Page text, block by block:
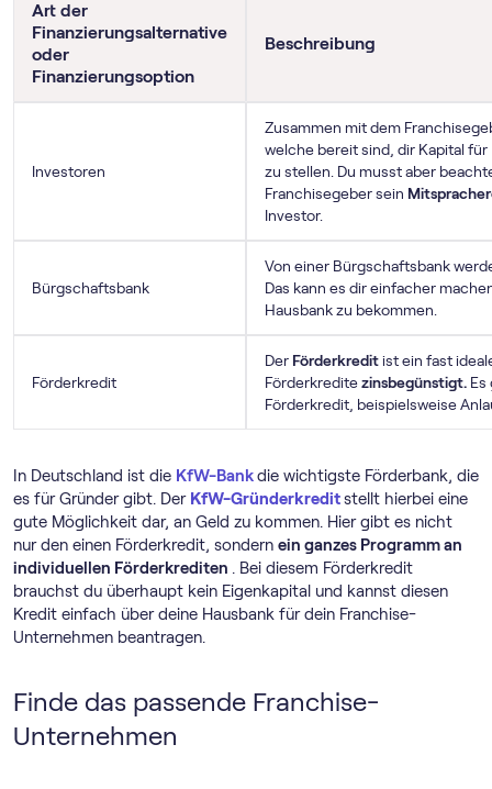
Art der
Finanzierungsalternative
oder
Finanzierungsoption
Beschreibung
Investoren
Zusammen mit dem
welche bereit sind, dir Kapital
zu stellen. Du musst aber
Franchisegeber sein
Investor.
Bürgschaftsbank
Von einer Bürgschaftsbank
Das kann es dir einfacher
Hausbank zu bekommen.
Förderkredit
Der Förderkreditist ein fast
Förderkreditezinsbegünstigt. Es
Förderkredit, beispielsweise
In Deutschland ist die KfW-Bankdie wichtigste Förderbank, die
es für Gründer gibt. Der KfW-Gründerkreditstellt hierbei eine
gute Möglichkeit dar, an Geld zu kommen. Hier gibt es nicht
nur den einen Förderkredit, sondern ein ganzes Programm an
individuellen Förderkrediten . Bei diesem Förderkredit
brauchst du überhaupt kein Eigenkapital und kannst diesen
Kredit einfach über deine Hausbank für dein Franchise-
Unternehmen beantragen.
Finde das passende Franchise-
Unternehmen